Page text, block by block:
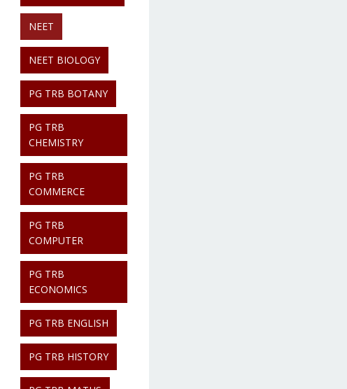
NEET
NEET BIOLOGY
PG TRB BOTANY
PG TRB
CHEMISTRY
PG TRB
COMMERCE
PG TRB
COMPUTER
PG TRB
ECONOMICS
PG TRB ENGLISH
PG TRB HISTORY